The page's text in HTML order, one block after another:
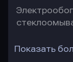
Показать